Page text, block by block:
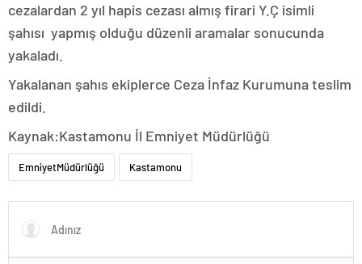
cezalardan 2 yıl hapis cezası almış firari Y.Ç isimli
şahısı yapmış olduğu düzenli aramalar sonucunda
yakaladı.
Yakalanan şahıs ekiplerce Ceza İnfaz Kurumuna teslim
edildi.
Kaynak:Kastamonu İl Emniyet Müdürlüğü
olabahis
EmniyetMüdürlüğü Kastamonu